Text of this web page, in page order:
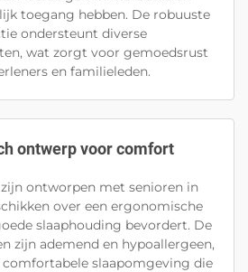
toegang hebben. De robuuste
ondersteunt diverse
wat zorgt voor gemoedsrust
en familieleden.
ontwerp voor comfort
ontworpen met senioren in
over een ergonomische
slaaphouding bevordert. De
zijn ademend en hypoallergeen,
slaapomgeving die